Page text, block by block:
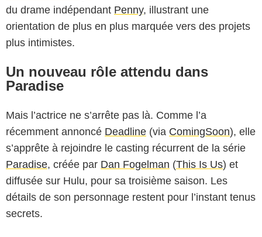
du drame indépendant Penny, illustrant une
orientation de plus en plus marquée vers des projets
plus intimistes.
Un nouveau rôle attendu dans
Paradise
Mais l’actrice ne s’arrête pas là. Comme l’a
récemment annoncé Deadline (via ComingSoon), elle
s’apprête à rejoindre le casting récurrent de la série
Paradise, créée par Dan Fogelman (This Is Us) et
diffusée sur Hulu, pour sa troisième saison. Les
détails de son personnage restent pour l’instant tenus
secrets.